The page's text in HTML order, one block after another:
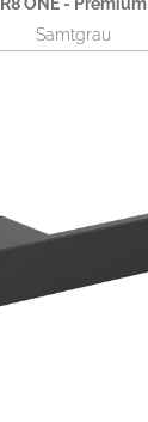
Samtgrau